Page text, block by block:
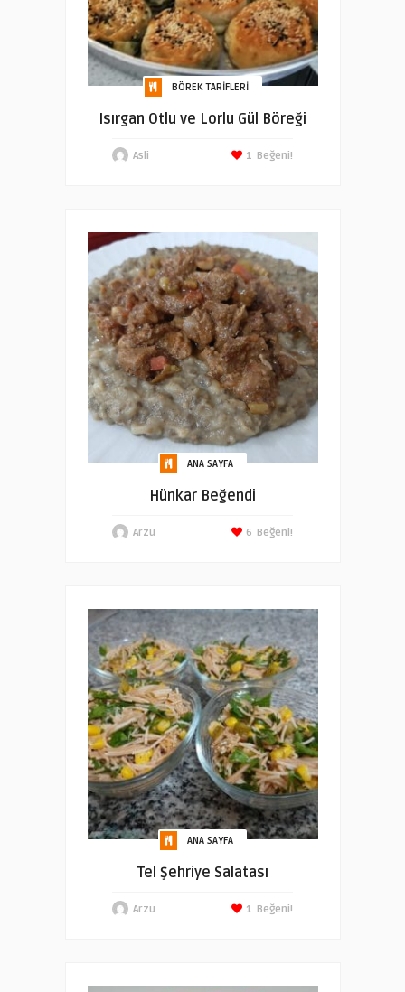
BÖREK TARIFLERI
Isırgan Otlu ve Lorlu Gül Böreği
Asli Beğeni!
1
ANA SAYFA
Hünkar Beğendi
Arzu Beğeni!
6
ANA SAYFA
Tel Şehriye Salatası
Arzu Beğeni!
1